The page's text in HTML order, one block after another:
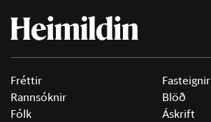
Fréttir
Rannsóknir
Fólk
Fasteignir
Blöð
Áskrift